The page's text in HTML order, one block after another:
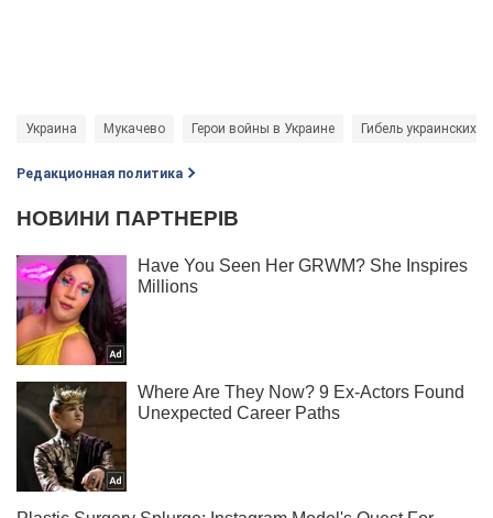
Украина Мукачево Герои войны в Украине Гибель украинских
Редакционная политика